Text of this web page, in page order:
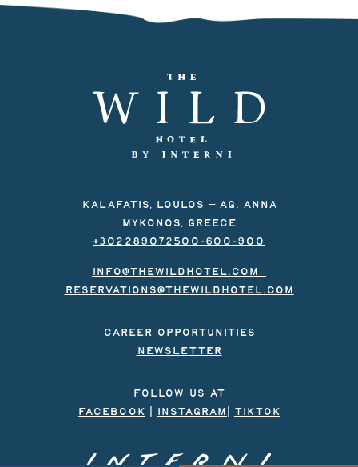
KALAFATIS, LOULOS – AG. ANNA
MYKONOS, GREECE
+302289072500-600-900
INFO@THEWILDHOTEL.COM
RESERVATIONS@THEWILDHOTEL.COM
career opportunities
NEWSLETTER
FOLLOW US AT
FACEBOOK
INSTAGRAM TIKTOK